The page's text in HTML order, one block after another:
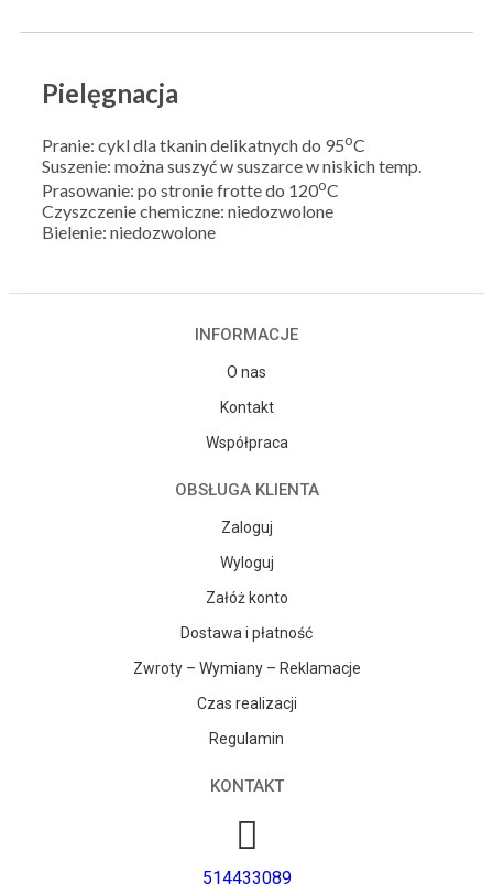
Pielęgnacja
Pranie: cykl dla tkanin delikatnych do 95oC
Suszenie: można suszyć w suszarce w niskich temp.
Prasowanie: po stronie frotte do 120oC
Czyszczenie chemiczne: niedozwolone
Bielenie: niedozwolone
INFORMACJE
O nas
Kontakt
Współpraca
OBSŁUGA KLIENTA
Zaloguj
Wyloguj
Załóż konto
Dostawa i płatność
Zwroty – Wymiany – Reklamacje
Czas realizacji
Regulamin
KONTAKT
514433089